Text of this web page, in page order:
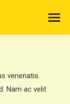
venenatis.
Nam ac velit